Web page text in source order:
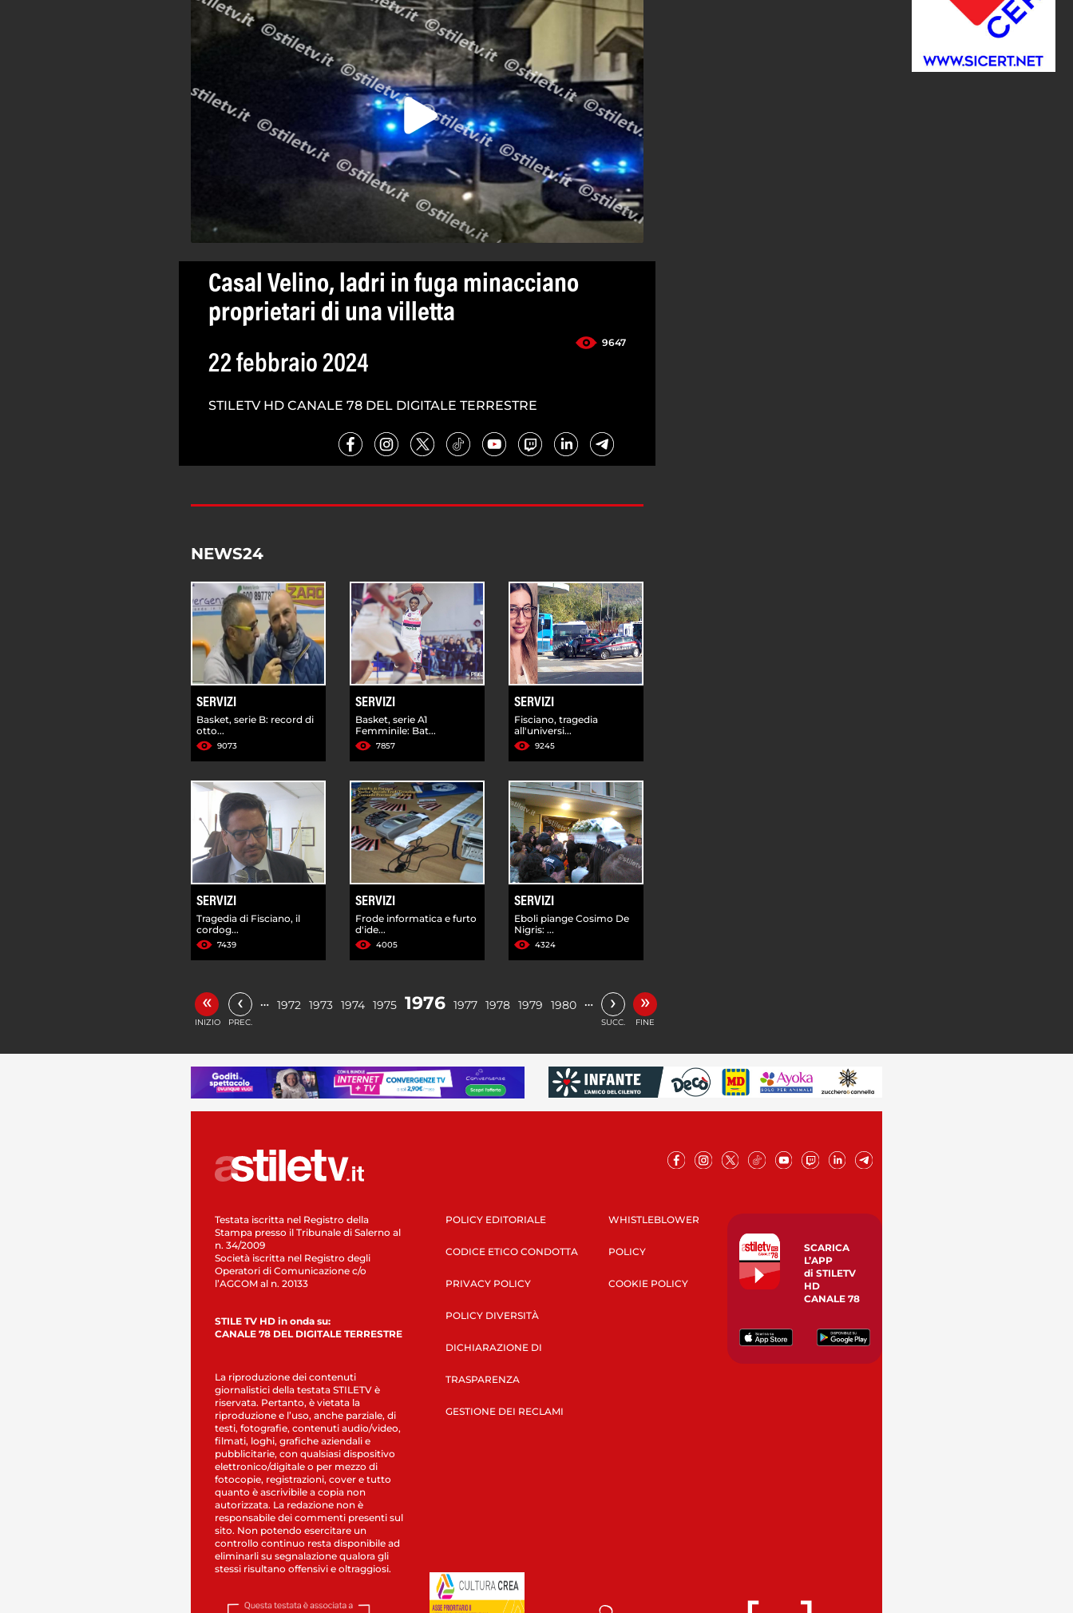
Casal Velino, ladri in fuga minacciano
proprietari di una villetta
9647
22 febbraio 2024
STILETV HD CANALE 78 DEL DIGITALE TERRESTRE
NEWS24
SERVIZI
Basket, serie B: record di
otto...
9073
SERVIZI
Basket, serie A1
Femminile: Bat...
7857
SERVIZI
Fisciano, tragedia
all'universi...
9245
SERVIZI
Tragedia di Fisciano, il
cordog...
7439
SERVIZI
Frode informatica e furto
d'ide...
4005
SERVIZI
Eboli piange Cosimo De
Nigris: ...
4324
«
INIZIO
‹
PREC.
… 1972 1973 1974 1975 1976 1977 1978 1979 1980 … ›
SUCC.
»
FINE
Testata iscritta nel Registro della
Stampa presso il Tribunale di Salerno al
n. 34/2009
Società iscritta nel Registro degli
Operatori di Comunicazione c/o
l’AGCOM al n. 20133
STILE TV HD in onda su:
CANALE 78 DEL DIGITALE TERRESTRE
La riproduzione dei contenuti
giornalistici della testata STILETV è
riservata. Pertanto, è vietata la
riproduzione e l’uso, anche parziale, di
testi, fotografie, contenuti audio/video,
filmati, loghi, grafiche aziendali e
pubblicitarie, con qualsiasi dispositivo
elettronico/digitale o per mezzo di
fotocopie, registrazioni, cover e tutto
quanto è ascrivibile a copia non
autorizzata. La redazione non è
responsabile dei commenti presenti sul
sito. Non potendo esercitare un
controllo continuo resta disponibile ad
eliminarli su segnalazione qualora gli
stessi risultano offensivi e oltraggiosi.
POLICY EDITORIALE
CODICE ETICO CONDOTTA
PRIVACY POLICY
POLICY DIVERSITÀ
DICHIARAZIONE DI
TRASPARENZA
GESTIONE DEI RECLAMI
WHISTLEBLOWER
POLICY
COOKIE POLICY
SCARICA
L’APP
di STILETV
HD
CANALE 78